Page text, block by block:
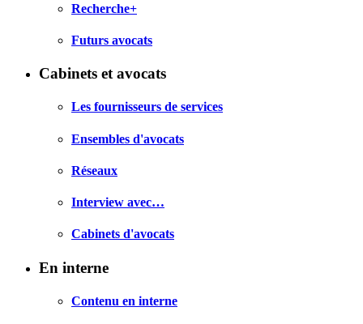
Recherche+
Futurs avocats
Cabinets et avocats
Les fournisseurs de services
Ensembles d'avocats
Réseaux
Interview avec…
Cabinets d'avocats
En interne
Contenu en interne